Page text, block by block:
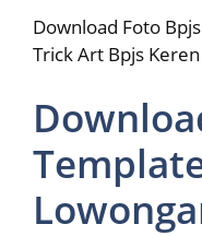
Download Foto
Trick Art Bpjs